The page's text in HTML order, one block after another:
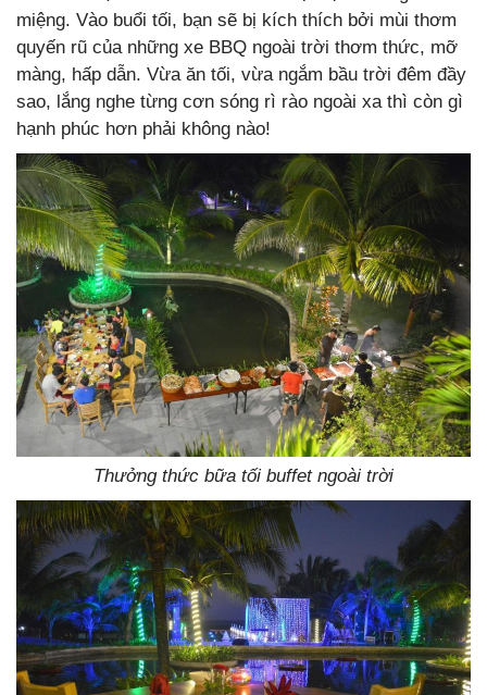
miệng. Vào buổi tối, bạn sẽ bị kích thích bởi mùi thơm
quyến rũ của những xe BBQ ngoài trời thơm thức, mỡ
màng, hấp dẫn. Vừa ăn tối, vừa ngắm bầu trời đêm đầy
sao, lắng nghe từng cơn sóng rì rào ngoài xa thì còn gì
hạnh phúc hơn phải không nào!
Thưởng thức bữa tối buffet ngoài trời